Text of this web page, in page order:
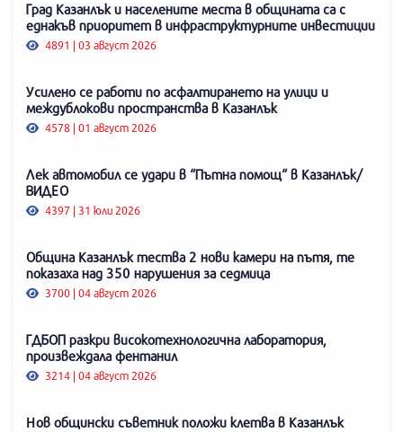
Град Казанлък и населените места в общината са с
еднакъв приоритет в инфраструктурните инвестиции
4891 | 03 август 2026
Усилено се работи по асфалтирането на улици и
междублокови пространства в Казанлък
4578 | 01 август 2026
Лек автомобил се удари в “Пътна помощ“ в Казанлък/
ВИДЕО
4397 | 31 юли 2026
Община Казанлък тества 2 нови камери на пътя, те
показаха над 350 нарушения за седмица
3700 | 04 август 2026
ГДБОП разкри високотехнологична лаборатория,
произвеждала фентанил
3214 | 04 август 2026
Нов общински съветник положи клетва в Казанлък